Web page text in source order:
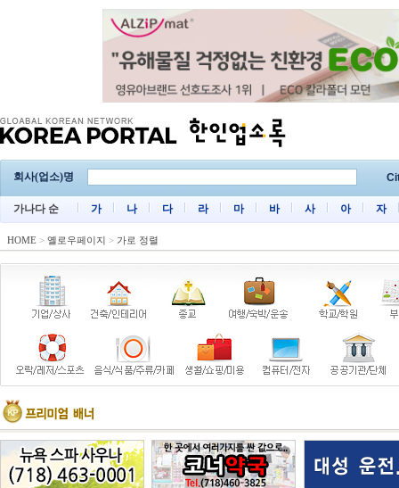
회사(업소)명
가나다 순 가 나 다 라 마 바 사 아 자
HOME > 옐로우페이지 > 가로 정렬